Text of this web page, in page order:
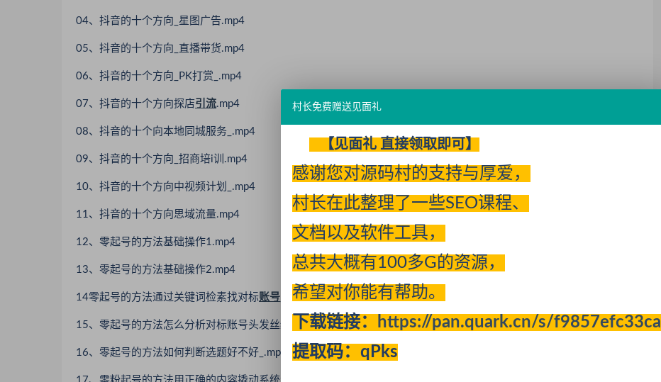
04、抖音的十个方向_星图广告.mp4
05、抖音的十个方向_直播带货.mp4
06、抖音的十个方向_PK打赏_.mp4
07、抖音的十个方向探店引流.mp4
08、抖音的十个向本地同城服务_.mp4
09、抖音的十个方向_招商培i训.mp4
10、抖音的十个方向中视频计划_.mp4
11、抖音的十个方向思域流量.mp4
12、零起号的方法基础操作1.mp4
13、零起号的方法基础操作2.mp4
14零起号的方法通过关键词检素找对标账号 _.mp4
15、零起号的方法怎么分析对标账号头发丝级别从头看号.mp4
16、零起号的方法如何判断选题好不好_.mp4
村长免费赠送见面礼
【见面礼 直接领取即可】
感谢您对源码村的支持与厚爱，
村长在此整理了一些SEO课程、
文档以及软件工具，
总共大概有100多G的资源，
希望对你能有帮助。
下载链接：
https://pan.quark.cn/s/f9857efc33ca
提取码：qPks